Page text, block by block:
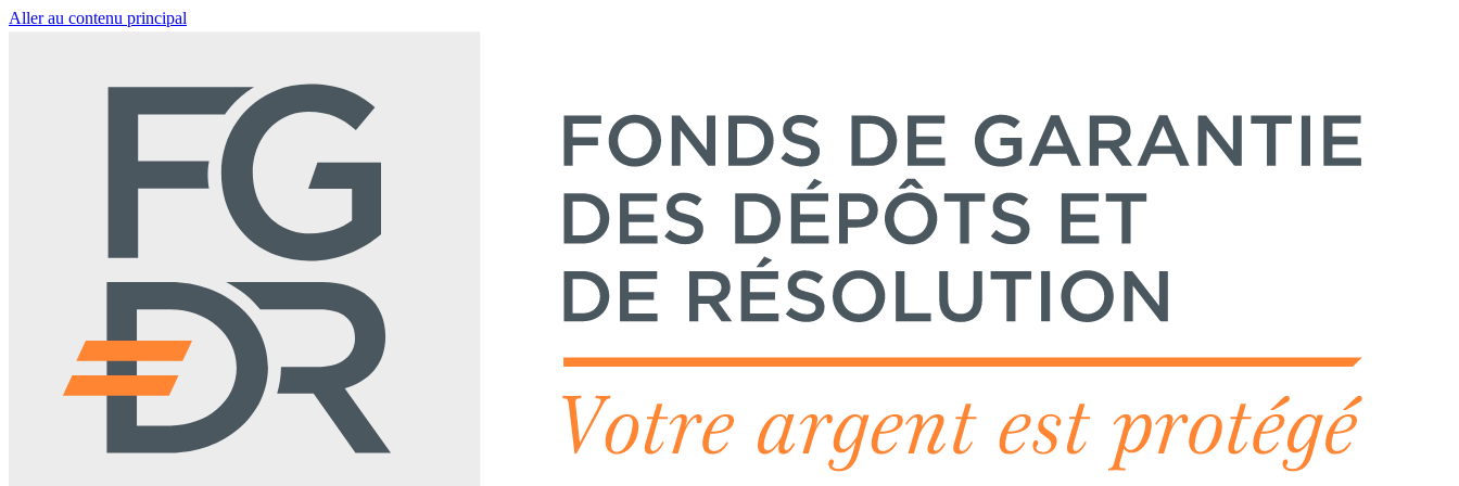
Aller au contenu principal